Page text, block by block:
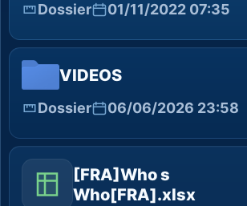
Dossier 01/11/2022 07:35
VIDEOS
Dossier 06/06/2026 23:58
[FRA]Who s
Who[FRA].xlsx